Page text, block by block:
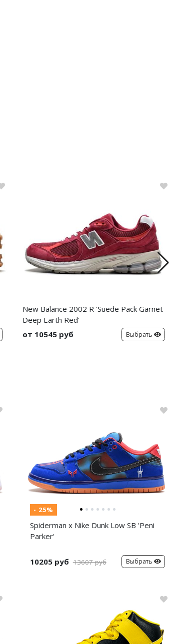
New Balance 2002 R 'Suede Pack Garnet
Deep Earth Red'
от 10545 руб
Выбрать
- 25%
Spiderman x Nike Dunk Low SB 'Peni
Parker'
10205 руб 13607 руб Выбрать